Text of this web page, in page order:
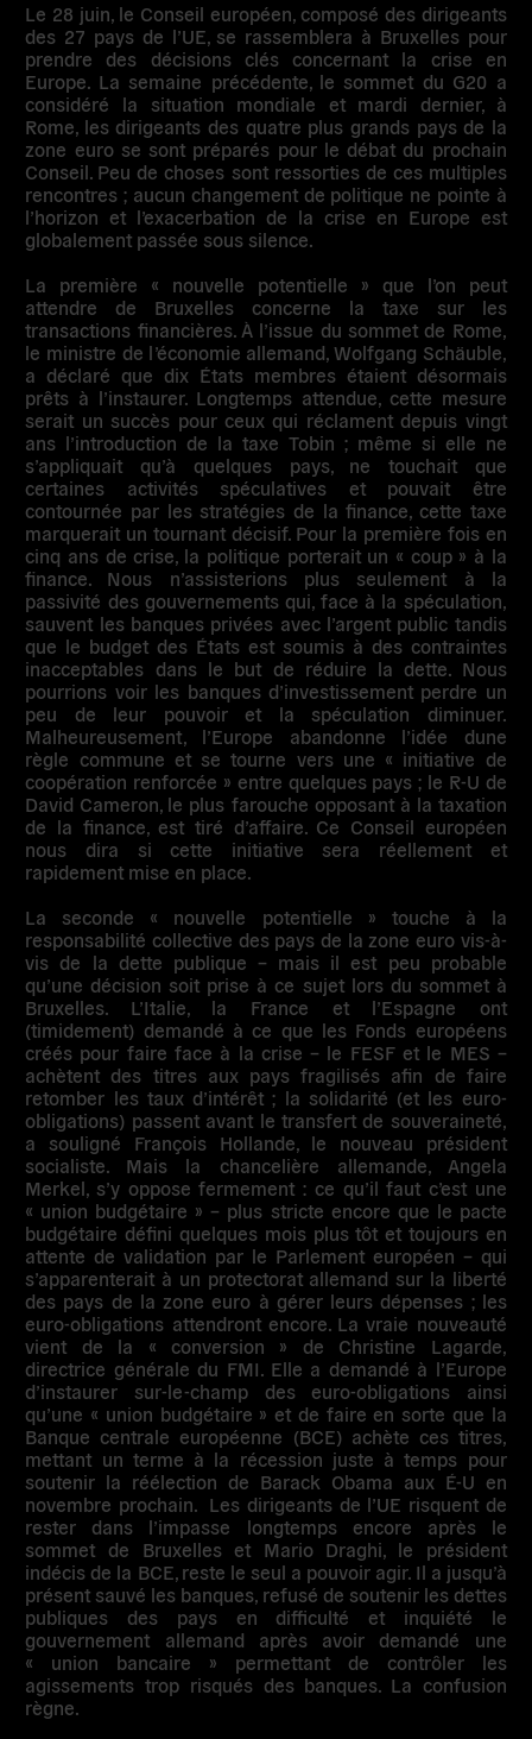
Le 28 juin, le Conseil européen, composé des dirigeants
des 27 pays de l’UE, se rassemblera à Bruxelles pour
prendre des décisions clés concernant la crise en
Europe. La semaine précédente, le sommet du G20 a
considéré la situation mondiale et mardi dernier, à
Rome, les dirigeants des quatre plus grands pays de la
zone euro se sont préparés pour le débat du prochain
Conseil. Peu de choses sont ressorties de ces multiples
rencontres ; aucun changement de politique ne pointe à
l’horizon et l’exacerbation de la crise en Europe est
globalement passée sous silence.
La première « nouvelle potentielle » que l’on peut
attendre de Bruxelles concerne la taxe sur les
transactions financières. À l’issue du sommet de Rome,
le ministre de l’économie allemand, Wolfgang Schäuble,
a déclaré que dix États membres étaient désormais
prêts à l’instaurer. Longtemps attendue, cette mesure
serait un succès pour ceux qui réclament depuis vingt
ans l’introduction de la taxe Tobin ; même si elle ne
s’appliquait qu’à quelques pays, ne touchait que
certaines activités spéculatives et pouvait être
contournée par les stratégies de la finance, cette taxe
marquerait un tournant décisif. Pour la première fois en
cinq ans de crise, la politique porterait un « coup » à la
finance. Nous n’assisterions plus seulement à la
passivité des gouvernements qui, face à la spéculation,
sauvent les banques privées avec l’argent public tandis
que le budget des États est soumis à des contraintes
inacceptables dans le but de réduire la dette. Nous
pourrions voir les banques d’investissement perdre un
peu de leur pouvoir et la spéculation diminuer.
Malheureusement, l’Europe abandonne l’idée dune
règle commune et se tourne vers une « initiative de
coopération renforcée » entre quelques pays ; le R-U de
David Cameron, le plus farouche opposant à la taxation
de la finance, est tiré d’affaire. Ce Conseil européen
nous dira si cette initiative sera réellement et
rapidement mise en place.
La seconde « nouvelle potentielle » touche à la
responsabilité collective des pays de la zone euro vis-à-
vis de la dette publique – mais il est peu probable
qu’une décision soit prise à ce sujet lors du sommet à
Bruxelles. L’Italie, la France et l’Espagne ont
(timidement) demandé à ce que les Fonds européens
créés pour faire face à la crise – le FESF et le MES –
achètent des titres aux pays fragilisés afin de faire
retomber les taux d’intérêt ; la solidarité (et les euro-
obligations) passent avant le transfert de souveraineté,
a souligné François Hollande, le nouveau président
socialiste. Mais la chancelière allemande, Angela
Merkel, s’y oppose fermement : ce qu’il faut c’est une
« union budgétaire » – plus stricte encore que le pacte
budgétaire défini quelques mois plus tôt et toujours en
attente de validation par le Parlement européen – qui
s’apparenterait à un protectorat allemand sur la liberté
des pays de la zone euro à gérer leurs dépenses ; les
euro-obligations attendront encore. La vraie nouveauté
vient de la « conversion » de Christine Lagarde,
directrice générale du FMI. Elle a demandé à l’Europe
d’instaurer sur-le-champ des euro-obligations ainsi
qu’une « union budgétaire » et de faire en sorte que la
Banque centrale européenne (BCE) achète ces titres,
mettant un terme à la récession juste à temps pour
soutenir la réélection de Barack Obama aux É-U en
novembre prochain. Les dirigeants de l’UE risquent de
rester dans l’impasse longtemps encore après le
sommet de Bruxelles et Mario Draghi, le président
indécis de la BCE, reste le seul a pouvoir agir. Il a jusqu’à
présent sauvé les banques, refusé de soutenir les dettes
publiques des pays en difficulté et inquiété le
gouvernement allemand après avoir demandé une
« union bancaire » permettant de contrôler les
agissements trop risqués des banques. La confusion
règne.